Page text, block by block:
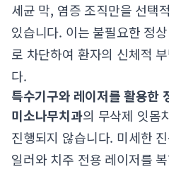
세균 막, 염증 조직만을 선택
있습니다. 이는 불필요한 정
로 차단하여 환자의 신체적
다.
특수기구와 레이저를 활용한
미소나무치과의 무삭제 잇몸
진행되지 않습니다. 미세한
일러와 치주 전용 레이저를